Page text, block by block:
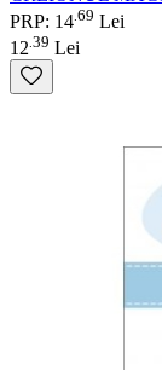
PRP: 14 69 Lei
12 39 Lei